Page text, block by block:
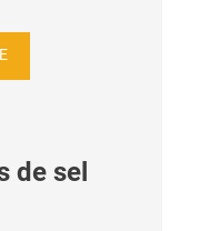
de sel